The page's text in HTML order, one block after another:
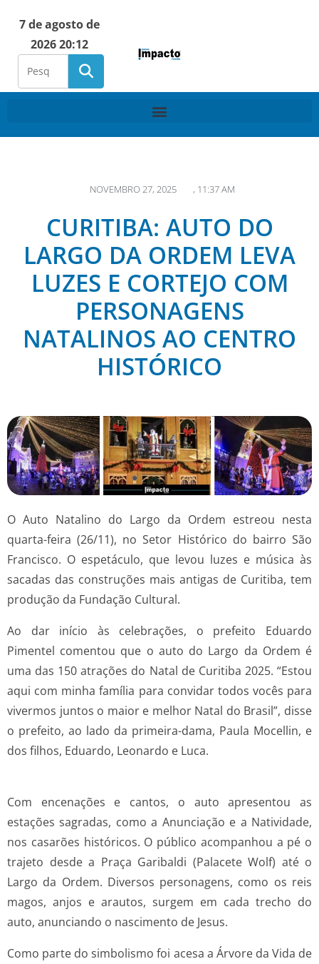
7 de agosto de
2026 20:12
NOVEMBRO 27, 2025 , 11:37 AM
CURITIBA: AUTO DO
LARGO DA ORDEM LEVA
LUZES E CORTEJO COM
PERSONAGENS
NATALINOS AO CENTRO
HISTÓRICO
O Auto Natalino do Largo da Ordem estreou nesta
quarta-feira (26/11), no Setor Histórico do bairro São
Francisco. O espetáculo, que levou luzes e música às
sacadas das construções mais antigas de Curitiba, tem
produção da Fundação Cultural.
Ao dar início às celebrações, o prefeito Eduardo
Pimentel comentou que o auto do Largo da Ordem é
uma das 150 atrações do Natal de Curitiba 2025. “Estou
aqui com minha família para convidar todos vocês para
vivermos juntos o maior e melhor Natal do Brasil”, disse
o prefeito, ao lado da primeira-dama, Paula Mocellin, e
dos filhos, Eduardo, Leonardo e Luca.
Com encenações e cantos, o auto apresentou as
estações sagradas, como a Anunciação e a Natividade,
nos casarões históricos. O público acompanhou a pé o
trajeto desde a Praça Garibaldi (Palacete Wolf) até o
Largo da Ordem. Diversos personagens, como os reis
magos, anjos e arautos, surgem em cada trecho do
auto, anunciando o nascimento de Jesus.
Como parte do simbolismo foi acesa a Árvore da Vida de